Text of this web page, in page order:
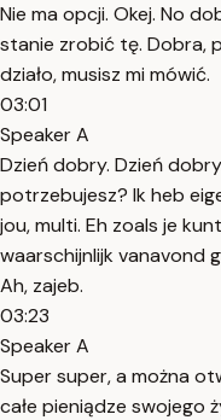
Nie ma opcji. Okej. No
stanie zrobić tę. Dobra,
działo, musisz mi mówić.
03:01
Speaker A
Dzień dobry. Dzień
potrzebujesz? Ik heb
jou, multi. Eh zoals je
waarschijnlijk vanavond
Ah, zajeb.
03:23
Speaker A
Super super, a można
całe pieniądze swojego